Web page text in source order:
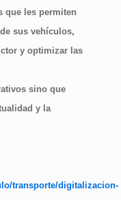
que les permiten
sus vehículos,
y optimizar las
sino que
y la
transporte/digitalizacion-